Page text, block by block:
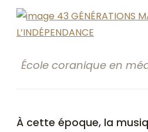
École coranique en
À cette époque, la